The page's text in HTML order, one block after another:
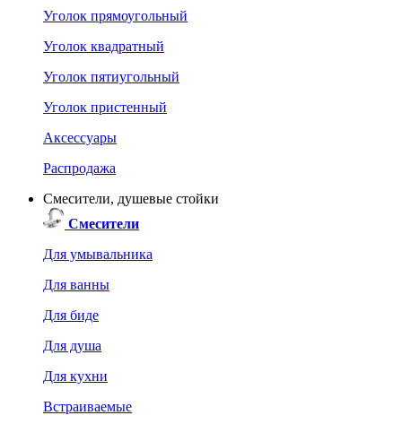
Уголок прямоугольный
Уголок квадратный
Уголок пятиугольный
Уголок пристенный
Аксессуары
Распродажа
Смесители, душевые стойки
Смесители
Для умывальника
Для ванны
Для биде
Для душа
Для кухни
Встраиваемые